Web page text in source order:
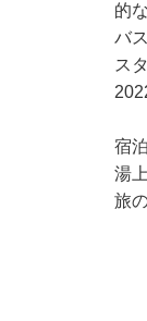
的
バ
ス
宿
湯
旅